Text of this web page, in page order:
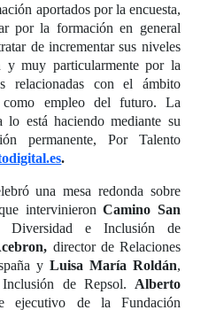
aportados por la encuesta,
por la formación en general
de incrementar sus niveles
y muy particularmente por la
relacionadas con el ámbito
empleo del futuro. La
está haciendo mediante su
permanente, Por Talento
.
una mesa redonda sobre
intervinieronCamino San
Diversidad e Inclusión de
director de Relaciones
y Luisa María Roldán,
de Repsol. Alberto
ejecutivo de la Fundación